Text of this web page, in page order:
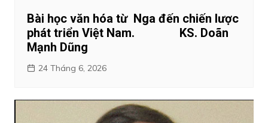
Bài học văn hóa từ Nga đến chiến lược
phát triển Việt Nam. KS. Doãn
Mạnh Dũng
24 Tháng 6, 2026